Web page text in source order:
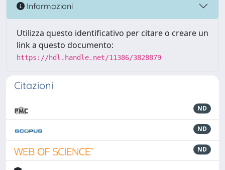
Informazioni
Utilizza questo identificativo per citare o creare un
link a questo documento:
https://hdl.handle.net/11386/3828879
Citazioni
ND
ND
ND